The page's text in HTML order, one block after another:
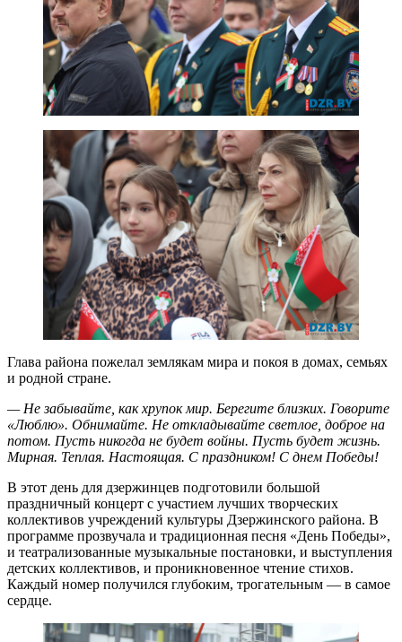
Глава района пожелал землякам мира и покоя в домах, семьях
и родной стране.
— Не забывайте, как хрупок мир. Берегите близких. Говорите
«Люблю». Обнимайте. Не откладывайте светлое, доброе на
потом. Пусть никогда не будет войны. Пусть будет жизнь.
Мирная. Теплая. Настоящая. С праздником! С днем Победы!
В этот день для дзержинцев подготовили большой
праздничный концерт с участием лучших творческих
коллективов учреждений культуры Дзержинского района. В
программе прозвучала и традиционная песня «День Победы»,
и театрализованные музыкальные постановки, и выступления
детских коллективов, и проникновенное чтение стихов.
Каждый номер получился глубоким, трогательным — в самое
сердце.